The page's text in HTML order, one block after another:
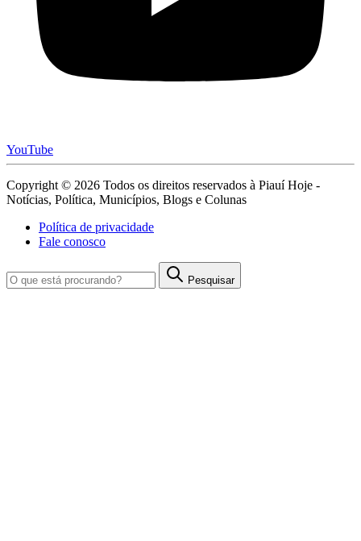
YouTube
Copyright © 2026 Todos os direitos reservados à Piauí Hoje -
Notícias, Política, Municípios, Blogs e Colunas
Política de privacidade
Fale conosco
Pesquisar